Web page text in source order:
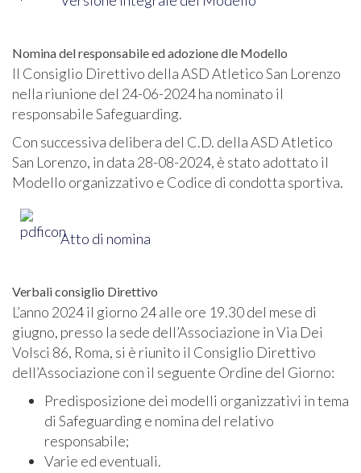
Nomina del responsabile ed adozione dle Modello
Il Consiglio Direttivo della ASD Atletico San Lorenzo
nella riunione del 24-06-2024 ha nominato il
responsabile Safeguarding.
Con successiva delibera del C.D. della ASD Atletico
San Lorenzo, in data 28-08-2024, è stato adottato il
Modello organizzativo e Codice di condotta sportiva.
Atto di nomina
Verbali consiglio Direttivo
L’anno 2024 il giorno 24 alle ore 19.30 del mese di
giugno, presso la sede dell’Associazione in Via Dei
Volsci 86, Roma, si è riunito il Consiglio Direttivo
dell’Associazione con il seguente Ordine del Giorno:
Predisposizione dei modelli organizzativi in tema
di Safeguarding e nomina del relativo
responsabile;
Varie ed eventuali.